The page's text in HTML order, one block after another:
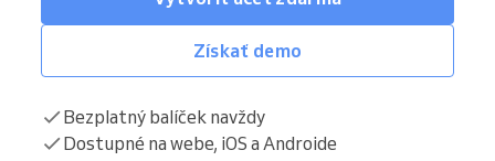
Získať demo
Bezplatný balíček navždy
Dostupné na webe, iOS a Androide